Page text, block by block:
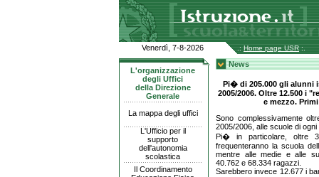
Venerdì, 7-8-2026 .: Home page USR :.
L'organizzazione
degli Uffici
della Direzione
Generale
La mappa degli uffici
L'Ufficio per il
supporto
dell'autonomia
scolastica
Il Coordinamento
News
Pi� di 205.000 gli alunni
2005/2006. Oltre 12.500 i
e mezzo.
Sono complessivamente
2005/2006, alle scuole di
Pi� in particolare, oltre
frequenteranno la scuola
mentre alle medie e alle
40.762 e 68.334 ragazzi.
Sarebbero invece 12.677 i